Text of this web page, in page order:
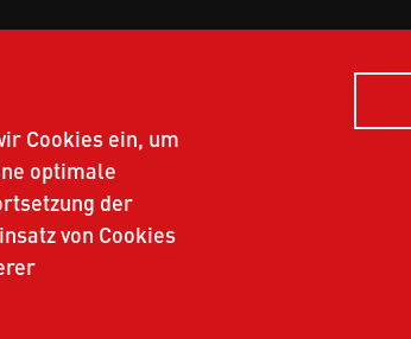
Cookies ein, um
optimale
der
von Cookies